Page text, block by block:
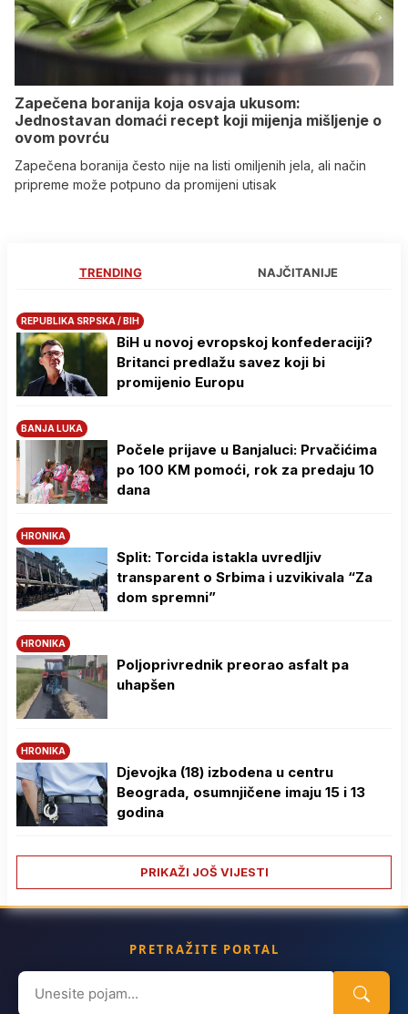
Zapečena boranija koja osvaja ukusom:
Jednostavan domaći recept koji mijenja mišljenje o
ovom povrću
Zapečena boranija često nije na listi omiljenih jela, ali način
pripreme može potpuno da promijeni utisak
TRENDING NAJČITANIJE
REPUBLIKA SRPSKA / BIH
BiH u novoj evropskoj konfederaciji?
Britanci predlažu savez koji bi
promijenio Europu
BANJA LUKA
Počele prijave u Banjaluci: Prvačićima
po 100 KM pomoći, rok za predaju 10
dana
HRONIKA
Split: Torcida istakla uvredljiv
transparent o Srbima i uzvikivala “Za
dom spremni”
HRONIKA
Poljoprivrednik preorao asfalt pa
uhapšen
HRONIKA
Djevojka (18) izbodena u centru
Beograda, osumnjičene imaju 15 i 13
godina
PRIKAŽI JOŠ VIJESTI
PRETRAŽITE PORTAL
Search
for: